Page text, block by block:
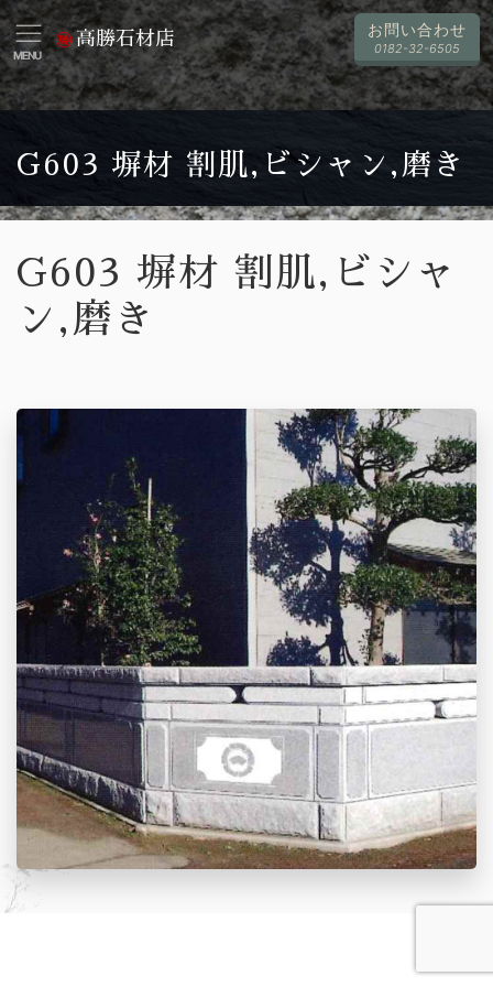
MENU
高勝石材店 お問い合わせ
0182-32-6505
G603 塀材 割肌,ビシャン,磨き
G603 塀材 割肌,ビシャ
ン,磨き